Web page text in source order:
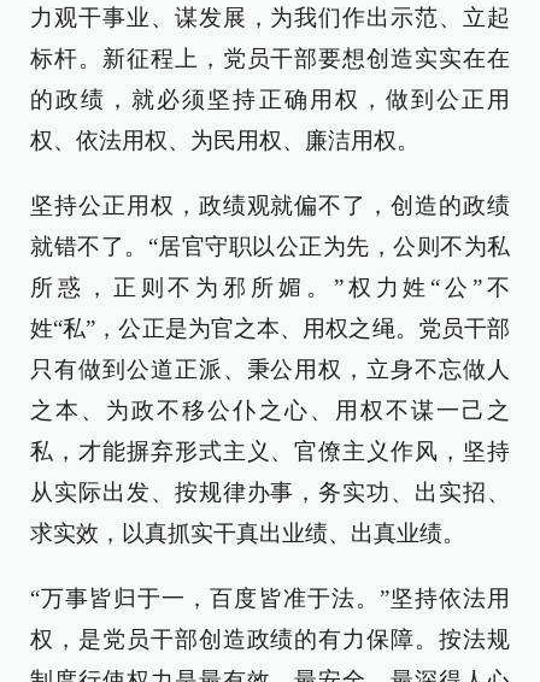
力观干事业、谋发展，为我们作出示范、立起
标杆。新征程上，党员干部要想创造实实在在
的政绩，就必须坚持正确用权，做到公正用
权、依法用权、为民用权、廉洁用权。
坚持公正用权，政绩观就偏不了，创造的政绩
就错不了。“居官守职以公正为先，公则不为私
所惑，正则不为邪所媚。”权力姓“公”不
姓“私”，公正是为官之本、用权之绳。党员干部
只有做到公道正派、秉公用权，立身不忘做人
之本、为政不移公仆之心、用权不谋一己之
私，才能摒弃形式主义、官僚主义作风，坚持
从实际出发、按规律办事，务实功、出实招、
求实效，以真抓实干真出业绩、出真业绩。
“万事皆归于一，百度皆准于法。”坚持依法用
权，是党员干部创造政绩的有力保障。按法规